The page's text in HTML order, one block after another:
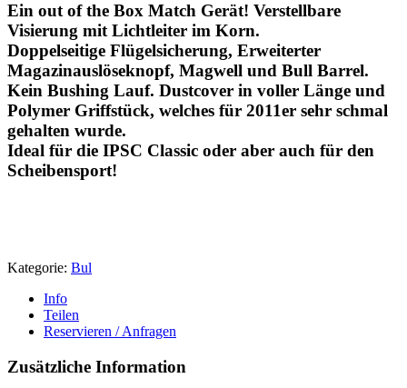
Ein out of the Box Match Gerät! Verstellbare
Visierung mit Lichtleiter im Korn.
Doppelseitige Flügelsicherung, Erweiterter
Magazinauslöseknopf, Magwell und Bull Barrel.
Kein Bushing Lauf. Dustcover in voller Länge und
Polymer Griffstück, welches für 2011er sehr schmal
gehalten wurde.
Ideal für die IPSC Classic oder aber auch für den
Scheibensport!
Kategorie: Bul
Info
Teilen
Reservieren / Anfragen
Zusätzliche Information